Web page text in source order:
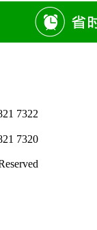
7322
7320